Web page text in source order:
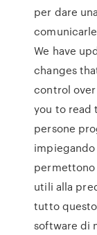
per dare
We have
changes
control
you to read
persone
utili alla
tutto
software di